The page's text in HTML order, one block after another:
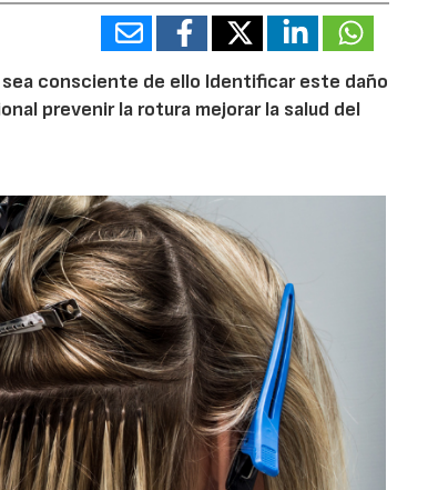
consciente de ello Identificar este daño
prevenir la rotura mejorar la salud del